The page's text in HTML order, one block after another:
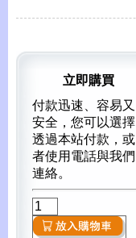
立即購買
付款迅速、容易又
安全，您可以選擇
透過本站付款，或
者使用電話與我們
連絡。